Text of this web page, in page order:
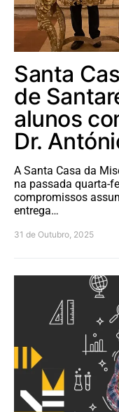
Santa
de
alunos
Dr.
A Santa Casa da
na passada quarta-
compromissos
entrega…
31 de Outubro, 2025